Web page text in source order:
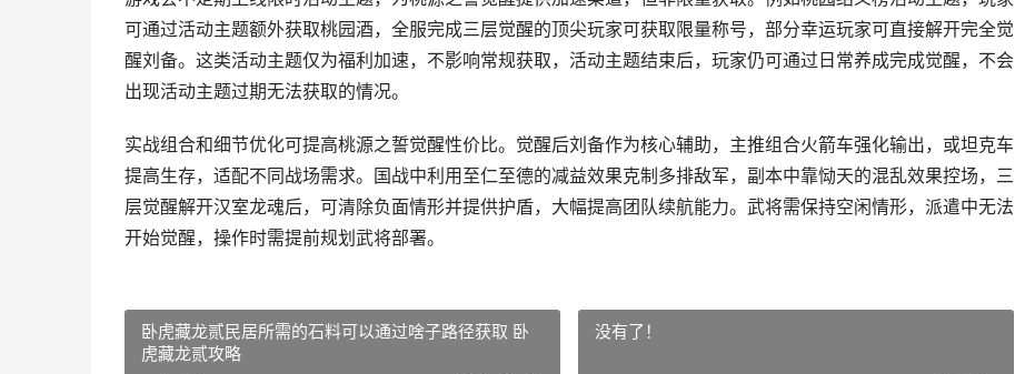
可通过活动主题额外获取桃园酒，全服完成三层觉醒的顶尖玩家可获取限量称号，部分幸运玩家可直接解开完全觉
醒刘备。这类活动主题仅为福利加速，不影响常规获取，活动主题结束后，玩家仍可通过日常养成完成觉醒，不会
出现活动主题过期无法获取的情况。
实战组合和细节优化可提高桃源之誓觉醒性价比。觉醒后刘备作为核心辅助，主推组合火箭车强化输出，或坦克车
提高生存，适配不同战场需求。国战中利用至仁至德的减益效果克制多排敌军，副本中靠恸天的混乱效果控场，三
层觉醒解开汉室龙魂后，可清除负面情形并提供护盾，大幅提高团队续航能力。武将需保持空闲情形，派遣中无法
开始觉醒，操作时需提前规划武将部署。
卧虎藏龙贰民居所需的石料可以通过啥子路径获取 卧
虎藏龙贰攻略
没有了！